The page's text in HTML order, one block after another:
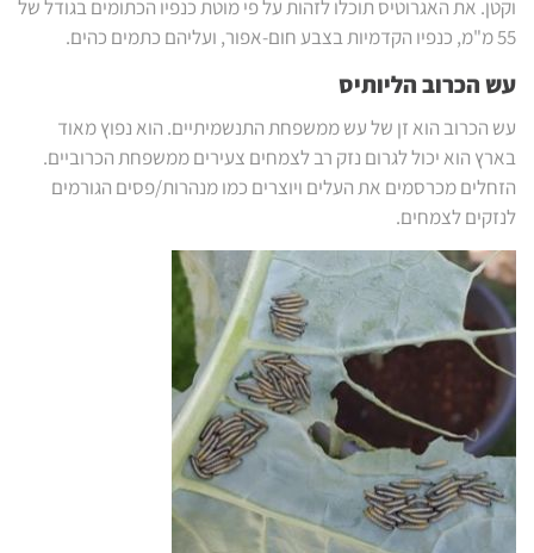
וקטן. את האגרוטיס תוכלו לזהות על פי מוטת כנפיו הכתומים בגודל של
55 מ"מ, כנפיו הקדמיות בצבע חום-אפור, ועליהם כתמים כהים.
עש הכרוב הליותיס
עש הכרוב הוא זן של עש ממשפחת התנשמיתיים. הוא נפוץ מאוד
בארץ הוא יכול לגרום נזק רב לצמחים צעירים ממשפחת הכרוביים.
הזחלים מכרסמים את העלים ויוצרים כמו מנהרות/פסים הגורמים
לנזקים לצמחים.